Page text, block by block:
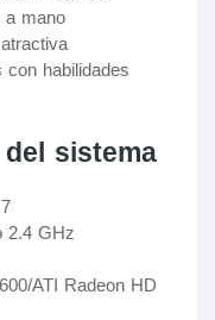
mano
habilidades
sistema
2.4 GHz
ATI Radeon HD